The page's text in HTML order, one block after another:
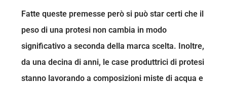
Fatte queste premesse però si può star certi che il
peso di una protesi non cambia in modo
significativo a seconda della marca scelta. Inoltre,
da una decina di anni, le case produttrici di protesi
stanno lavorando a composizioni miste di acqua e